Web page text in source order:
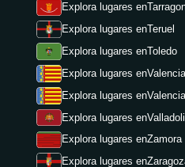
Explora lugares en
Explora lugares enTeruel
Explora lugares enToledo
Explora lugares enValencia
Explora lugares en
Explora lugares en
Explora lugares enZamora
Explora lugares en